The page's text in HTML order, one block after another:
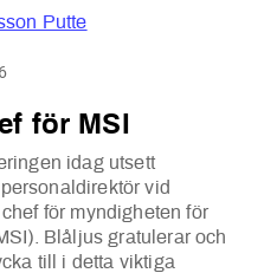
för MSI
idag utsett
vid
för myndigheten för
Blåljus gratulerar och
till i detta viktiga